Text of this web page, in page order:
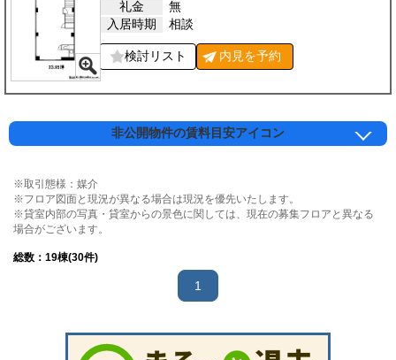
礼金
無
入居時期
相談
検討リスト 内見を予約
非公開物件の賃料目安アイコン
※取引態様：媒介
※フロア図面と現況が異なる場合は現況を優先いたします。
※貸室内部の写真・貸室からの景色に関しては、現在の募集フロアと異なる
場合がございます。
総数： 19棟(30件)
1